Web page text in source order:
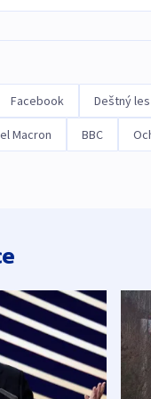
Facebook Deštný les
Macron BBC